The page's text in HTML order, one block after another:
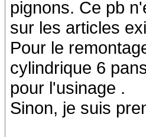
pignons. Ce pb
sur les articles
Pour le
cylindrique 6
pour l'usinage .
Sinon, je suis